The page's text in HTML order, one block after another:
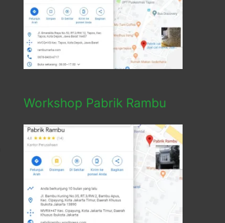
Workshop Pabrik Rambu